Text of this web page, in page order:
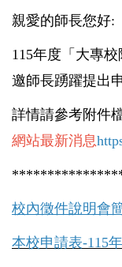
親愛的師長您好:
115年度「大專
邀師長踴躍提出申
詳情請參考附件
網站最新消息
校內徵件說明會
本校申請表-115